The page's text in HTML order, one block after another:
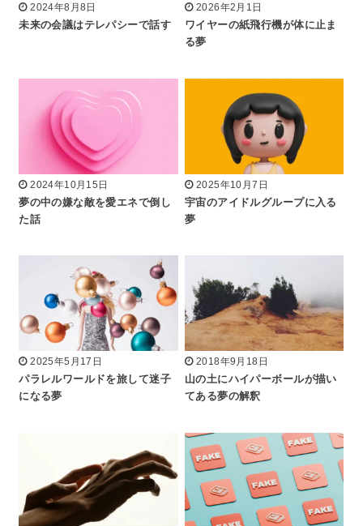
2024年8月8日
未来の会議はテレパシーで話す
2026年2月1日
ワイヤーの紙飛行機が体に止ま
る夢
2024年10月15日
夢の中の嫌な敵を愛エネで倒し
た話
2025年10月7日
宇宙のアイドルグループに入る
夢
2025年5月17日
パラレルワールドを旅して迷子
になる夢
2018年9月18日
山の土にハイパーボールが描い
てある夢の解釈